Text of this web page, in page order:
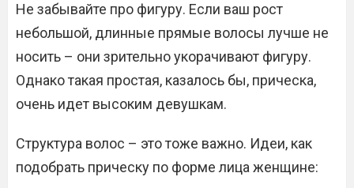
Не забывайте про фигуру. Если ваш рост
небольшой, длинные прямые волосы лучше не
носить – они зрительно укорачивают фигуру.
Однако такая простая, казалось бы, прическа,
очень идет высоким девушкам.
Структура волос – это тоже важно. Идеи, как
подобрать прическу по форме лица женщине: